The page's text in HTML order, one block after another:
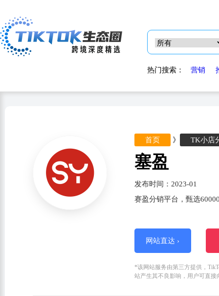
热门搜索： 营销
首页 》 TK小店
塞盈
发布时间：2023-01
赛盈分销平台，甄选
网站直达 ›
*该网站服务由第三方提供，
站产生其不良影响，用户可直